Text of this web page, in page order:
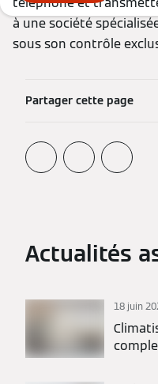
à une société
sous son contrôle
Partager cette page
Actualités
18 juin